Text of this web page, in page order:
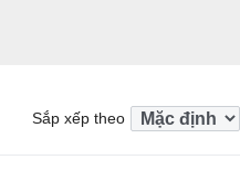
Sắp xếp theo